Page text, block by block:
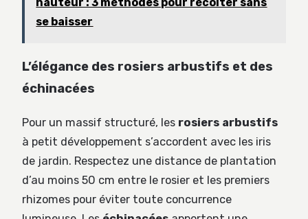
se baisser
L’élégance des rosiers arbustifs et des
échinacées
Pour un massif structuré, les rosiers arbustifs
à petit développement s’accordent avec les iris
de jardin. Respectez une distance de plantation
d’au moins 50 cm entre le rosier et les premiers
rhizomes pour éviter toute concurrence